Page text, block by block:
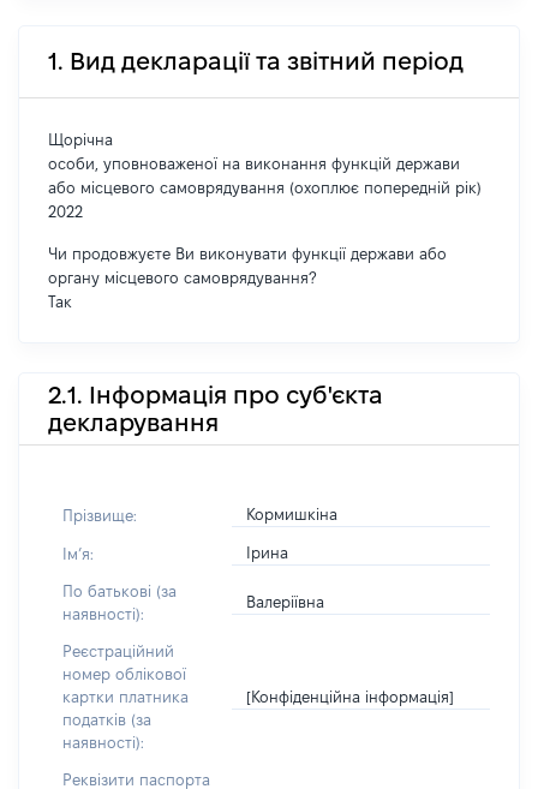
1. Вид декларації та звітний період
Щорічна
особи, уповноваженої на виконання функцій держави
або місцевого самоврядування (охоплює попередній рік)
2022
Чи продовжуєте Ви виконувати функції держави або
органу місцевого самоврядування?
Так
2.1. Інформація про суб'єкта
декларування
Прізвище: Кормишкіна
Імʼя: Ірина
По батькові (за
наявності):
Валеріївна
Реєстраційний
номер облікової
картки платника
податків (за
наявності):
[Конфіденційна інформація]
Реквізити паспорта